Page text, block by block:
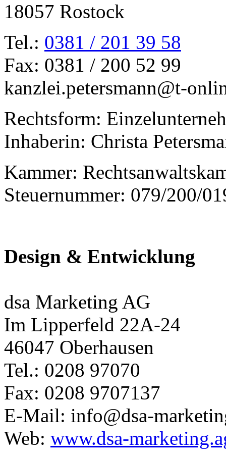
18057 Rostock
Tel.: 0381 / 201 39 58
Fax: 0381 / 200 52 99
kanzlei.petersmann@t-
Rechtsform:
Inhaberin: Christa
Kammer:
Steuernummer: 079/200/
Design & Entwicklung
dsa Marketing AG
Im Lipperfeld 22A-24
46047 Oberhausen
Tel.: 0208 97070
Fax: 0208 9707137
E-Mail: info@dsa-
Web: www.dsa-